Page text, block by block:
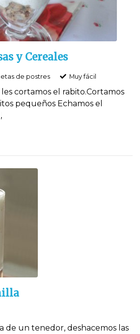
y Cereales
de postres Muy fácil
les cortamos el rabito.Cortamos
pequeños Echamos el
de un tenedor, deshacemos las